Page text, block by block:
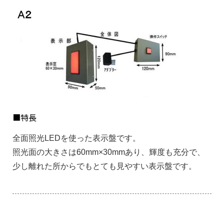
■特長
全面照光LEDを使った表示盤です。
照光面の大きさは60mm×30mmあり、輝度も充分で、
少し離れた所からでもとても見やすい表示盤です。